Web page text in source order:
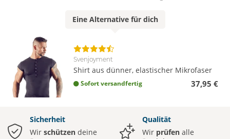
Eine Alternativefür dich
Svenjoyment
Shirt aus dünner, elastischer Mikrofaser
Sofort versandfertig 37,95 €
Sicherheit
Wir schützen deine
Qualität
Wir prüfen alle